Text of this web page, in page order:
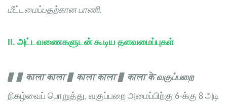
மீட்டமைப்பதற்கான பாணி.
II. அட்டவணைகளுடன் கூடிய தளவமைப்புகள்
▋ ▋ काला काला ▋ काला काला ▋ काला के வகுப்பறை
நிகழ்வைப் பொறுத்து, வகுப்பறை அமைப்பிற்கு 6-க்கு 8 அடி